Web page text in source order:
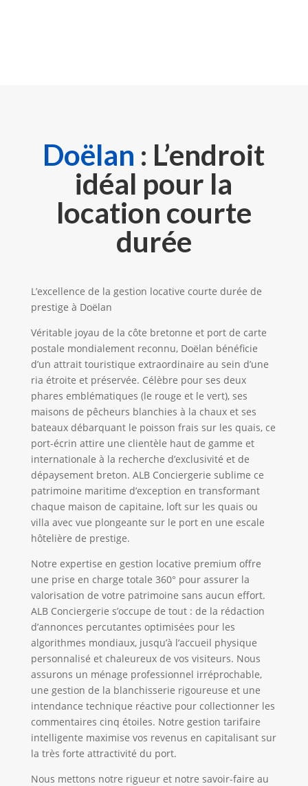
Doëlan : L’endroit
idéal pour la
location courte
durée
L’excellence de la gestion locative courte durée de
prestige à Doëlan
Véritable joyau de la côte bretonne et port de carte
postale mondialement reconnu, Doëlan bénéficie
d’un attrait touristique extraordinaire au sein d’une
ria étroite et préservée. Célèbre pour ses deux
phares emblématiques (le rouge et le vert), ses
maisons de pêcheurs blanchies à la chaux et ses
bateaux débarquant le poisson frais sur les quais, ce
port-écrin attire une clientèle haut de gamme et
internationale à la recherche d’exclusivité et de
dépaysement breton. ALB Conciergerie sublime ce
patrimoine maritime d’exception en transformant
chaque maison de capitaine, loft sur les quais ou
villa avec vue plongeante sur le port en une escale
hôtelière de prestige.
Notre expertise en gestion locative premium offre
une prise en charge totale 360° pour assurer la
valorisation de votre patrimoine sans aucun effort.
ALB Conciergerie s’occupe de tout : de la rédaction
d’annonces percutantes optimisées pour les
algorithmes mondiaux, jusqu’à l’accueil physique
personnalisé et chaleureux de vos visiteurs. Nous
assurons un ménage professionnel irréprochable,
une gestion de la blanchisserie rigoureuse et une
intendance technique réactive pour collectionner les
commentaires cinq étoiles. Notre gestion tarifaire
intelligente maximise vos revenus en capitalisant sur
la très forte attractivité du port.
Nous mettons notre rigueur et notre savoir-faire au